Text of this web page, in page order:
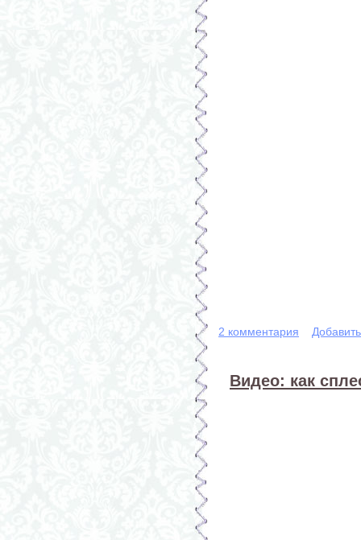
2 комментария
Видео: как